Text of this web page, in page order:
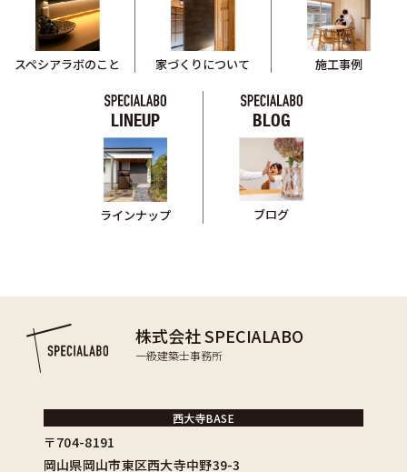
スペシアラボのこと 家づくりについて 施工事例
LINEUP
ラインナップ
BLOG
ブログ
株式会社 SPECIALABO
一級建築士事務所
西大寺BASE
〒704-8191
岡山県岡山市東区西大寺中野39-3